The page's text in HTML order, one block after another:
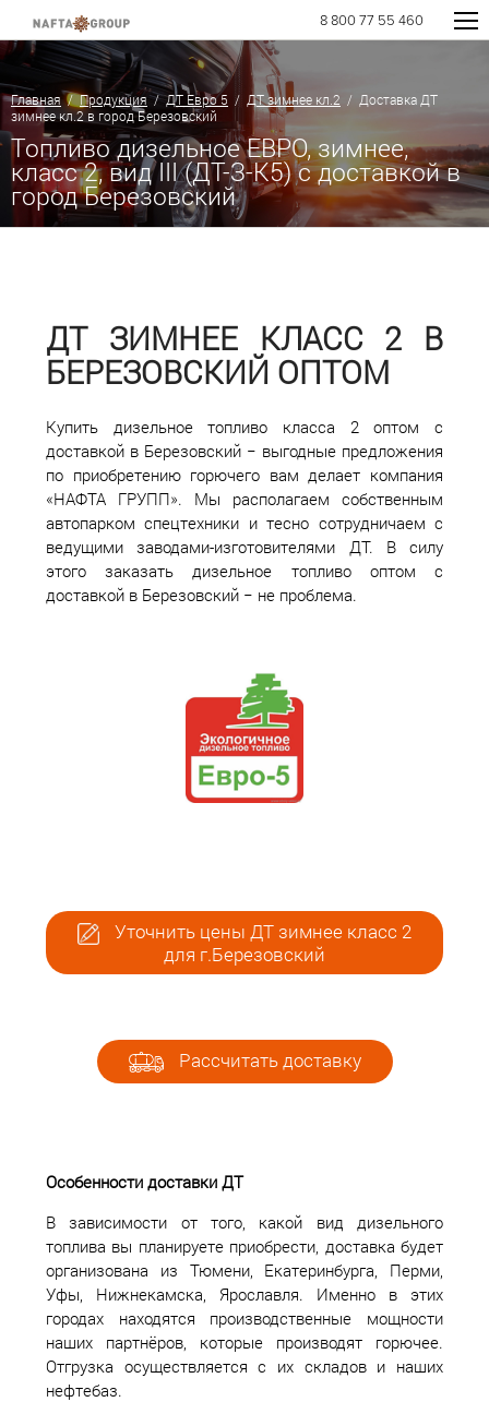
8 800 77 55 460
Главная/Продукция/ДТ Евро 5 / ДТ зимнее кл.2 / Доставка ДТ
зимнее кл.2 в город Березовский
Топливо дизельное ЕВРО, зимнее,
класс 2, вид III (ДТ-З-К5) с доставкой в
город Березовский
ДТ ЗИМНЕЕ КЛАСС 2 В
БЕРЕЗОВСКИЙ ОПТОМ
Купить дизельное топливо класса 2 оптом с
доставкой в Березовский − выгодные предложения
по приобретению горючего вам делает компания
«НАФТА ГРУПП». Мы располагаем собственным
автопарком спецтехники и тесно сотрудничаем с
ведущими заводами-изготовителями ДТ. В силу
этого заказать дизельное топливо оптом с
доставкой в Березовский − не проблема.
Уточнить цены ДТ зимнее класс 2
для г.Березовский
Рассчитать доставку
Особенности доставки ДТ
В зависимости от того, какой вид дизельного
топлива вы планируете приобрести, доставка будет
организована из Тюмени, Екатеринбурга, Перми,
Уфы, Нижнекамска, Ярославля. Именно в этих
городах находятся производственные мощности
наших партнёров, которые производят горючее.
Отгрузка осуществляется с их складов и наших
нефтебаз.